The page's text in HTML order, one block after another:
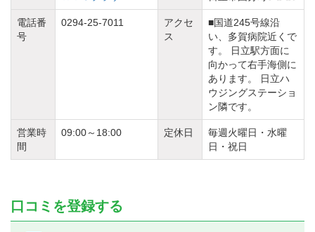
電話番
号
0294-25-7011
アクセ
ス
■国道245号線沿
い、多賀病院近くで
す。 日立駅方面に
向かって右手海側に
あります。 日立ハ
ウジングステーショ
ン隣です。
営業時
間
09:00～18:00 定休日
毎週火曜日・水曜
日・祝日
口コミを登録する